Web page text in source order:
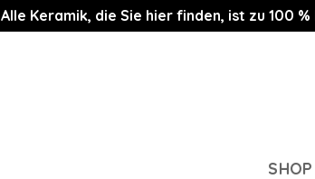
Alle Keramik, die Sie hier finden, ist zu 100
SHOP